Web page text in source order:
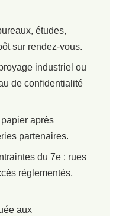
études,
sur rendez-vous.
industriel ou
de confidentialité
après
partenaires.
du 7e : rues
réglementés,
aux